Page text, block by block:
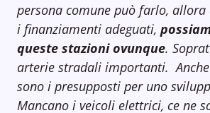
persona comune può farlo, allora
i finanziamenti adeguati,
queste stazioni ovunque.
arterie stradali importanti.
sono i presupposti per uno
Mancano i veicoli elettrici, ce ne